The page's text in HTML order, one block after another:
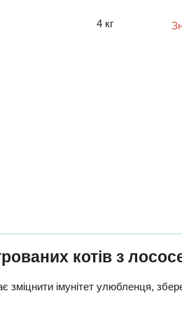
4 кг
котів з
імунітет улюбленця,